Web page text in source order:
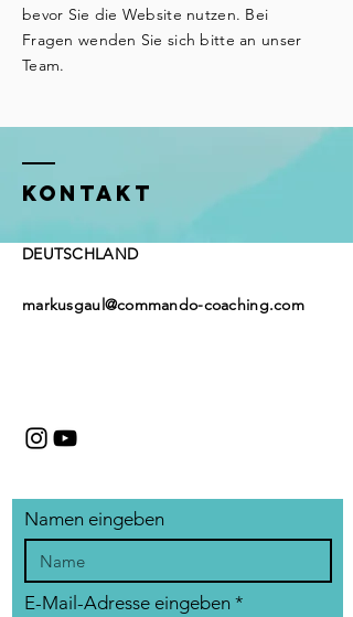
bevor Sie die Website nutzen. Bei
Fragen wenden Sie sich bitte an unser
Team.
KONTAKT
DEUTSCHLAND
markusgaul@commando-coaching.com
Namen eingeben
E-Mail-Adresse eingeben